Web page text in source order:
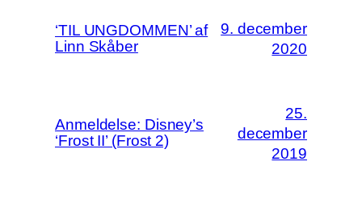
‘TIL UNGDOMMEN’ af
Linn Skåber
9. december
2020
Anmeldelse: Disney’s
‘Frost II’ (Frost 2)
25.
december
2019